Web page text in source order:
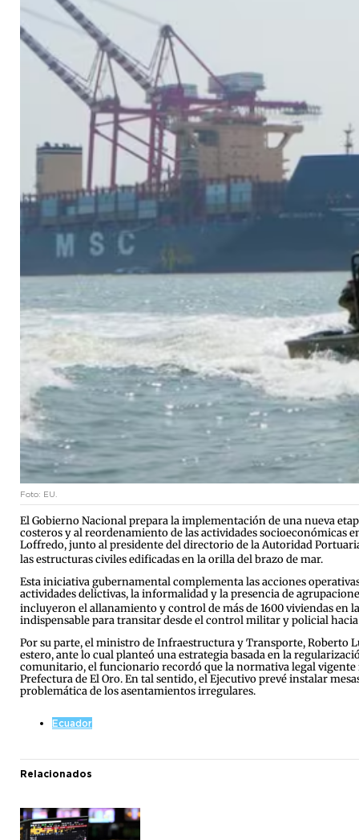
Foto: EU.
El Gobierno Nacional prepara la implementación de una nueva
costeros y al reordenamiento de las actividades socioeconómicas
Loffredo, junto al presidente del directorio de la Autoridad
las estructuras civiles edificadas en la orilla del brazo de mar.
Esta iniciativa gubernamental complementa las acciones
actividades delictivas, la informalidad y la presencia de
incluyeron el allanamiento y control de más de 1600 viviendas en
indispensable para transitar desde el control militar y policial
Por su parte, el ministro de Infraestructura y Transporte, Roberto
estero, ante lo cual planteó una estrategia basada en la
comunitario, el funcionario recordó que la normativa legal
Prefectura de El Oro. En tal sentido, el Ejecutivo prevé instalar
problemática de los asentamientos irregulares.
Ecuador
Relacionados